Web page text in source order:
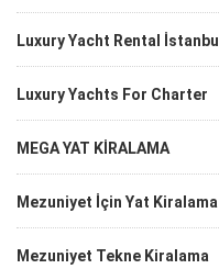
Luxury Yacht Rental İstanbul
Luxury Yachts For Charter
MEGA YAT KİRALAMA
Mezuniyet İçin Yat Kiralama
Mezuniyet Tekne Kiralama